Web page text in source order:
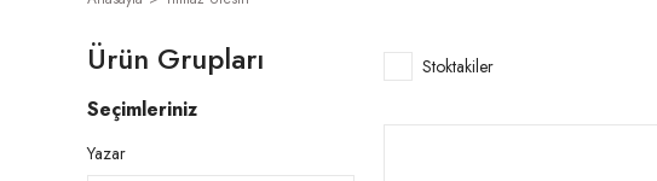
Ürün Grupları
Seçimleriniz
Yazar
Stoktakiler